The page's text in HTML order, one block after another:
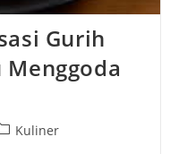
Gurih
Menggoda
Kuliner